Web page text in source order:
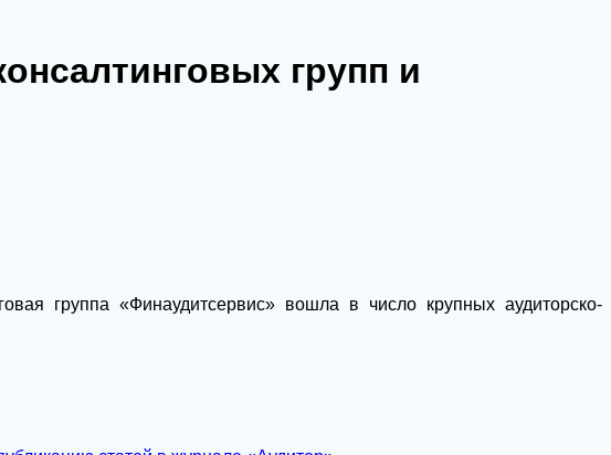
групп и
группа «Финаудитсервис» вошла в число крупных аудиторско-